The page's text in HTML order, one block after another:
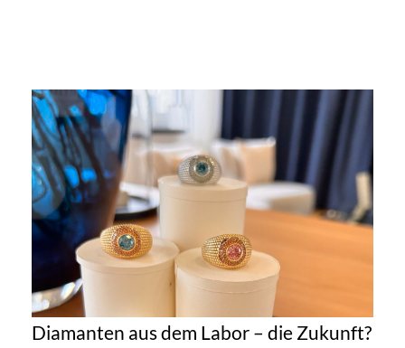
Diamanten aus dem Labor – die Zukunft?